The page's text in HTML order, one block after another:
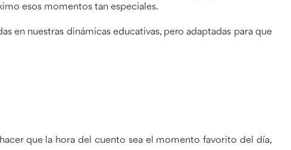
esos momentos tan especiales.
en nuestras dinámicas educativas, pero adaptadas para que
que la hora del cuento sea el momento favorito del día,